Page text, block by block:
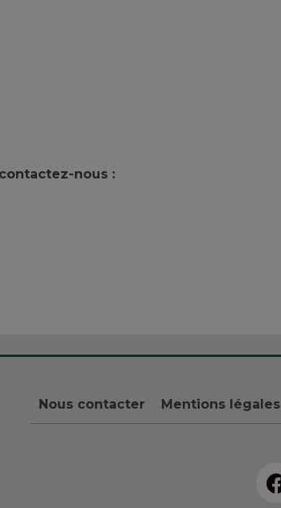
nous :
Nous contacter Mentions légales